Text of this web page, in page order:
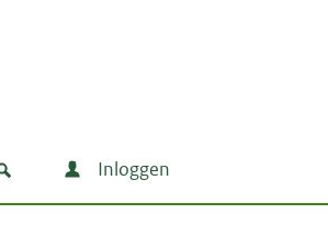
Inloggen